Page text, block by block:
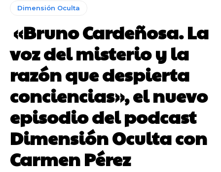
Dimensión Oculta
«Bruno Cardeñosa. La
voz del misterio y la
razón que despierta
conciencias», el nuevo
episodio del podcast
Dimensión Oculta con
Carmen Pérez